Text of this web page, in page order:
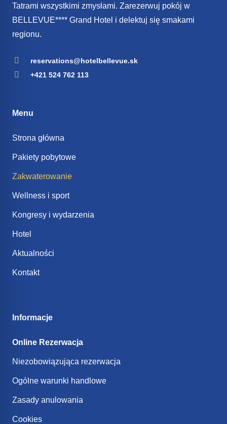
Tatrami wszystkimi zmysłami. Zarezerwuj pokój w
BELLEVUE**** Grand Hotel i delektuj się smakami
regionu.
reservations@hotelbellevue.sk
+421 524 762 113
Menu
Strona główna
Pakiety pobytowe
Zakwaterowanie
Wellness i sport
Kongresy i wydarzenia
Hotel
Aktualności
Kontakt
Informacje
Online Rezerwacja
Niezobowiązująca rezerwacja
Ogólne warunki handlowe
Zasady anulowania
Cookies